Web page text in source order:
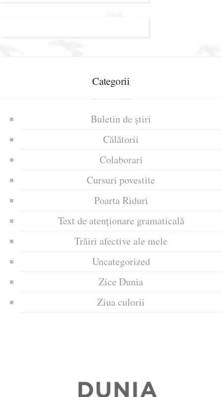
Categorii
Buletin de știri
Călătorii
Colaborari
Cursuri povestite
Poarta Riduri
Text de atenționare gramaticală
Trăiri afective ale mele
Uncategorized
Zice Dunia
Ziua culorii